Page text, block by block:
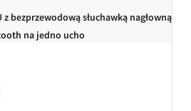
bezprzewodową słuchawką nagłowną
na jedno ucho